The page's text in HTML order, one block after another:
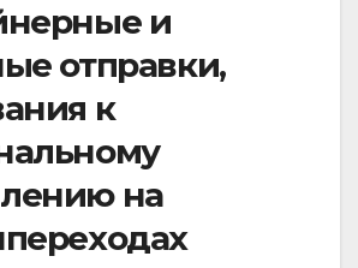
и
отправки,
к
на